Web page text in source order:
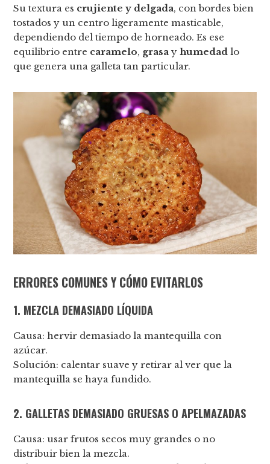
Su textura es crujiente y delgada, con bordes bien
tostados y un centro ligeramente masticable,
dependiendo del tiempo de horneado. Es ese
equilibrio entre caramelo, grasa yhumedad lo
que genera una galleta tan particular.
ERRORES COMUNES Y CÓMO EVITARLOS
1. MEZCLA DEMASIADO LÍQUIDA
Causa: hervir demasiado la mantequilla con
azúcar.
Solución: calentar suave y retirar al ver que la
mantequilla se haya fundido.
2. GALLETAS DEMASIADO GRUESAS O APELMAZADAS
Causa: usar frutos secos muy grandes o no
distribuir bien la mezcla.